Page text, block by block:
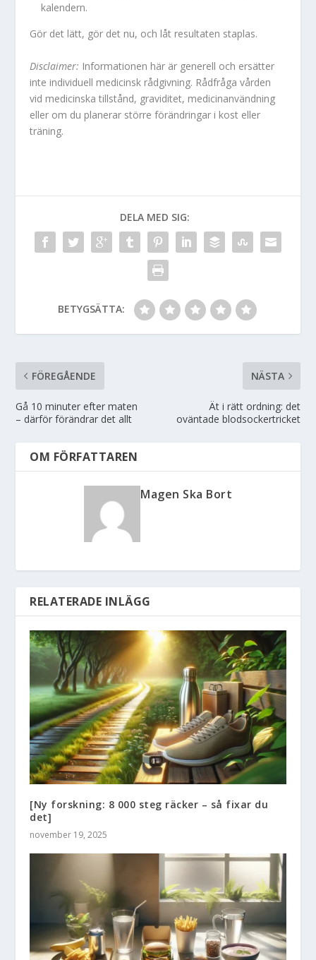
kalendern.
Gör det lätt, gör det nu, och låt resultaten staplas.
Disclaimer: Informationen här är generell och ersätter
inte individuell medicinsk rådgivning. Rådfråga vården
vid medicinska tillstånd, graviditet, medicinanvändning
eller om du planerar större förändringar i kost eller
träning.
DELA MED SIG:
BETYGSÄTTA:
FÖREGÅENDE
Gå 10 minuter efter maten
– därför förändrar det allt
NÄSTA
Ät i rätt ordning: det
oväntade blodsockertricket
OM FÖRFATTAREN
Magen Ska Bort
RELATERADE INLÄGG
[Ny forskning: 8 000 steg räcker – så fixar du
det]
november 19, 2025